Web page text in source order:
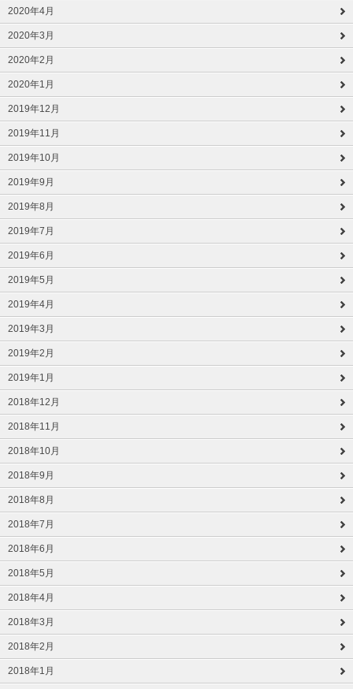
2020年4月
2020年3月
2020年2月
2020年1月
2019年12月
2019年11月
2019年10月
2019年9月
2019年8月
2019年7月
2019年6月
2019年5月
2019年4月
2019年3月
2019年2月
2019年1月
2018年12月
2018年11月
2018年10月
2018年9月
2018年8月
2018年7月
2018年6月
2018年5月
2018年4月
2018年3月
2018年2月
2018年1月